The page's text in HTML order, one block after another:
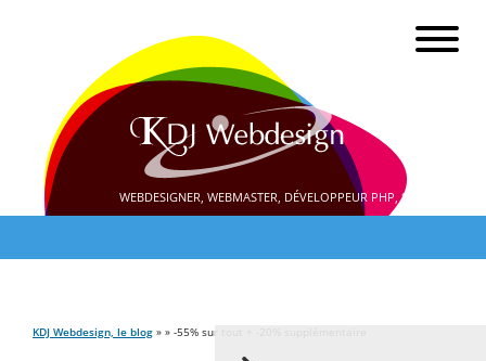
WEBDESIGNER, WEBMASTER, DÉVELOPPEUR PHP, SEO
KDJ Webdesign, le blog » » -55% sur tout + -20% supplémentaire